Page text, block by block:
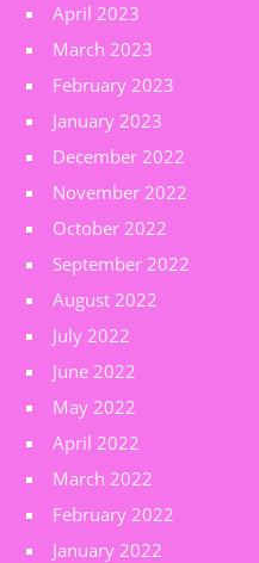
April 2023
March 2023
February 2023
January 2023
December 2022
November 2022
October 2022
September 2022
August 2022
July 2022
June 2022
May 2022
April 2022
March 2022
February 2022
January 2022